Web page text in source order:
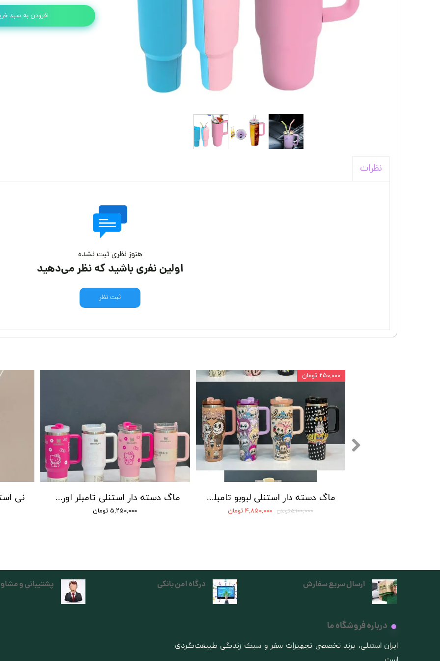
کیف و اکسسوری استنلی
افزودن به سبد
نظرات
هنوز نظری ثبت نشده
اولین نفری باشید که نظر می‌دهید
ثبت نظر
ماگ دسته دار استنلی تامبلر اورجینال هلو کیتی مدل QUENCHER H2O TUMBLER
۵,۲۵۰,۰۰۰ تومان
ماگ دسته دار استنلی لبوبو تامبلر اورجینال مدل QUENCHER H2O TUMBLER
۵,۱۰۰,۰۰۰ تومان ۴,۸۵۰,۰۰۰ تومان
۲۵۰,۰۰۰ تومان
ارسال سریع سفارش
درباره فروشگاه ما
​ایران استنلی، برند تخصصی تجهیزات سفر و سبک زندگی طبیعت‌گردی
درگاه امن بانکی پشتیبانی و